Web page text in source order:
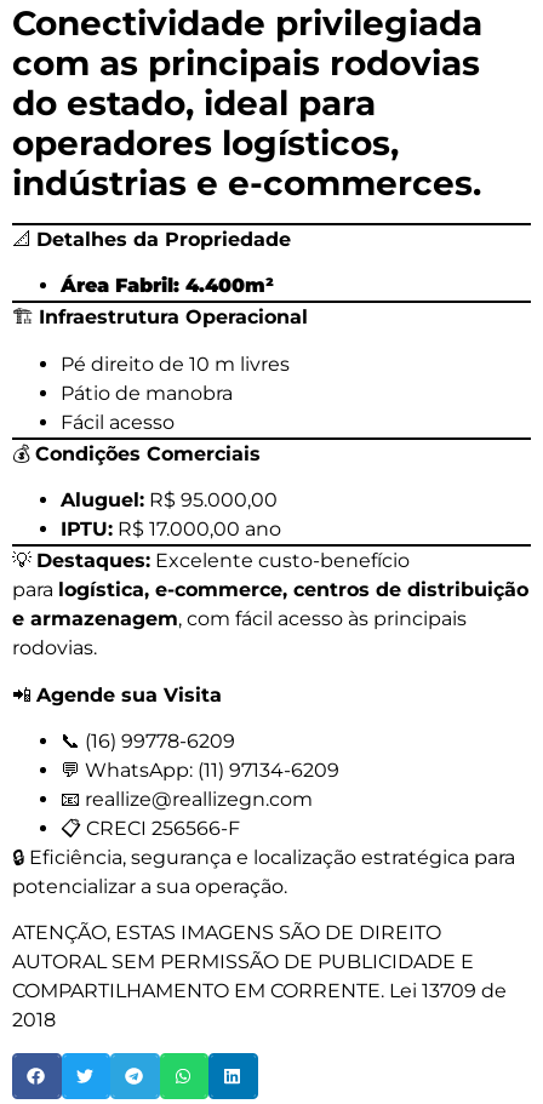
Conectividade privilegiada
com as principais rodovias
do estado, ideal para
operadores logísticos,
indústrias e e-commerces.
📐 Detalhes da Propriedade
Área Fabril: 4.400m²
🏗️ Infraestrutura Operacional
Pé direito de 10 m livres
Pátio de manobra
Fácil acesso
💰 Condições Comerciais
Aluguel: R$ 95.000,00
IPTU: R$ 17.000,00 ano
💡 Destaques: Excelente custo-benefício
para logística, e-commerce, centros de distribuição
e armazenagem, com fácil acesso às principais
rodovias.
📲 Agende sua Visita
📞 (16) 99778-6209
💬 WhatsApp: (11) 97134-6209
📧 reallize@reallizegn.com
📋 CRECI 256566-F
🔒 Eficiência, segurança e localização estratégica para
potencializar a sua operação.
ATENÇÃO, ESTAS IMAGENS SÃO DE DIREITO
AUTORAL SEM PERMISSÃO DE PUBLICIDADE E
COMPARTILHAMENTO EM CORRENTE. Lei 13709 de
2018